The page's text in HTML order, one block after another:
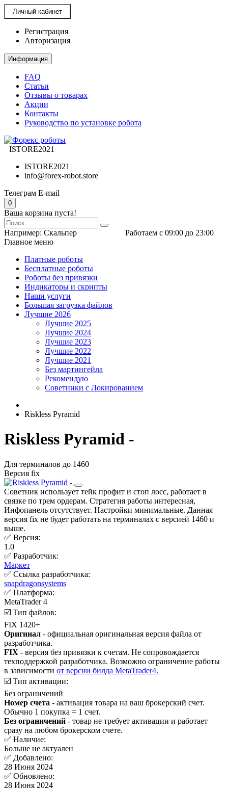
Личный кабинет
Регистрация
Авторизация
Информация
FAQ
Статьи
Отзывы о товарах
Акции
Контакты
Руководство по установке робота
ISTORE2021
ISTORE2021
info@forex-robot.store
Телеграм E-mail
0
Ваша корзина пуста!
Например: Скальпер
Работаем с 09:00 до 23:00
Главное меню
Платные роботы
Бесплатные роботы
Роботы без привязки
Индикаторы и скрипты
Наши услуги
Большая загрузка файлов
Лучшие 2026
Лучшие 2025
Лучшие 2024
Лучшие 2023
Лучшие 2022
Лучшие 2021
Без мартингейла
Рекомендую
Советники с Локированием
Riskless Pyramid
Riskless Pyramid -
Для терминалов до 1460
Версия fix
Советник использует тейк профит и стоп лосс, работает в
связке по трем ордерам. Стратегия работы интересная,
Инфопанель отсутствует. Настройки минимальные. Данная
версия fix не будет работать на терминалах с версией 1460 и
выше.
✅ Версия:
1.0
✅ Разработчик:
Маркет
✅ Ссылка разработчика:
snapdragonsystems
✅ Платформа:
MetaTrader 4
☑️ Тип файлов:
FIX 1420+
Оригинал - официальная оригинальная версия файла от
разработчика.
FIX - версия без привязки к счетам. Не сопровождается
техподдержкой разработчика. Возможно ограничение работы
в зависимости от версии билда MetaTrader4.
☑️ Тип активации:
Без ограничений
Номер счета - активация товара на ваш брокерский счет.
Обычно 1 покупка = 1 счет.
Без ограничений - товар не требует активации и работает
сразу на любом брокерском счете.
✅ Наличие:
Больше не актуален
✅ Добавлено:
28 Июня 2024
✅ Обновлено:
28 Июня 2024